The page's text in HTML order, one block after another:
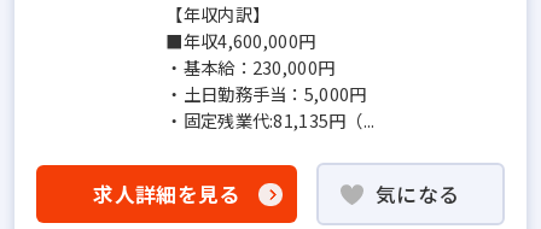
【年収内訳】
■年収4,600,000円
・基本給：230,000円
・土日勤務手当：5,000円
・固定残業代:81,135円（...
求人詳細を見る 気になる